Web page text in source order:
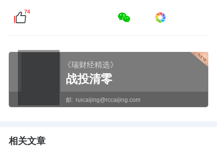
74
《瑞财经精选》
战投清零
邮: ruicaijing@rccaijing.com
相关文章